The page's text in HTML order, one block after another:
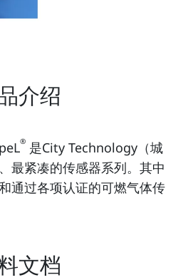
介绍
® 是City Technology（城
最紧凑的传感器系列。其中
通过各项认证的可燃气体传
文档